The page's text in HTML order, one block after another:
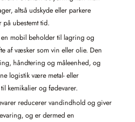
altså udskyde eller parkere
på ubestemt tid.
mobil beholder til lagring og
af væsker som vin eller olie. Den
håndtering og måleenhed, og
logistik være metal- eller
kemikalier og fødevarer.
reducerer vandindhold og giver
og er dermed en